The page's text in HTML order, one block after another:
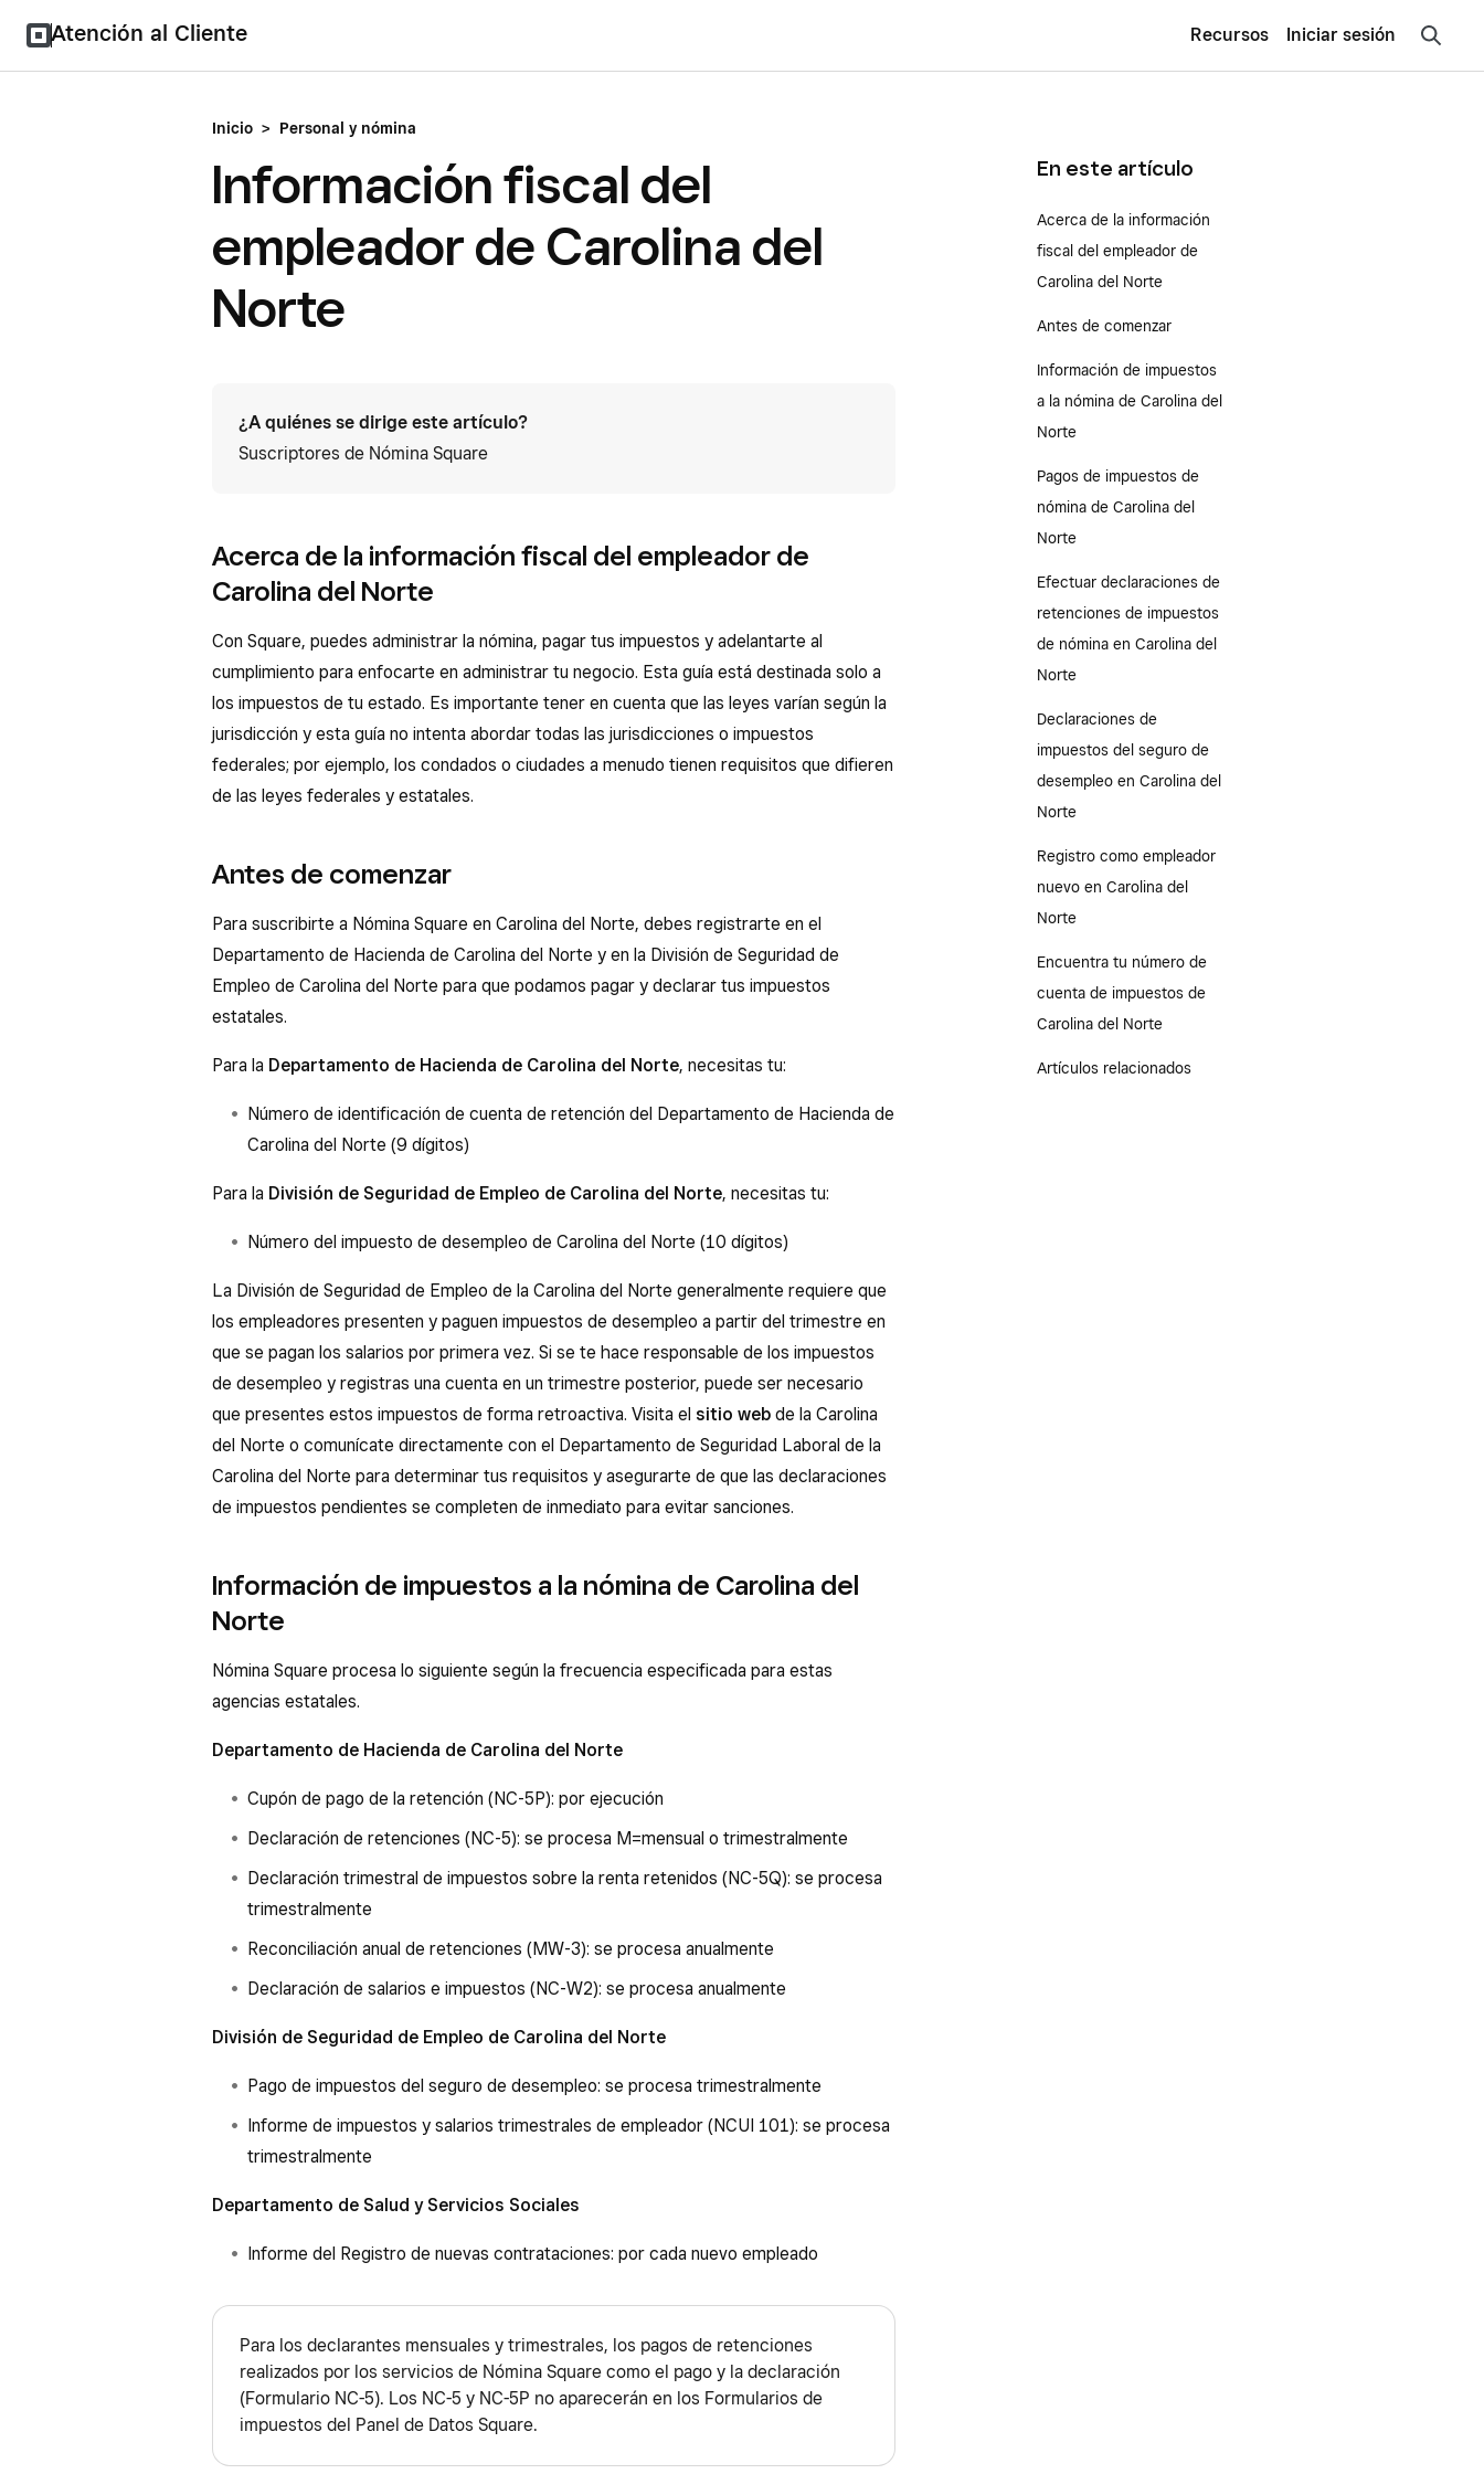
Atención al Cliente Recursos Iniciar sesión
Inicio > Personal y nómina
Información fiscal del
empleador de Carolina del
Norte
¿A quiénes se dirige este artículo?
Suscriptores de Nómina Square
Acerca de la información fiscal del empleador de
Carolina del Norte
Con Square, puedes administrar la nómina, pagar tus impuestos y adelantarte al
cumplimiento para enfocarte en administrar tu negocio. Esta guía está destinada solo a
los impuestos de tu estado. Es importante tener en cuenta que las leyes varían según la
jurisdicción y esta guía no intenta abordar todas las jurisdicciones o impuestos
federales; por ejemplo, los condados o ciudades a menudo tienen requisitos que difieren
de las leyes federales y estatales.
Antes de comenzar
Para suscribirte a Nómina Square en Carolina del Norte, debes registrarte en el
Departamento de Hacienda de Carolina del Norte y en la División de Seguridad de
Empleo de Carolina del Norte para que podamos pagar y declarar tus impuestos
estatales.
Para la Departamento de Hacienda de Carolina del Norte, necesitas tu:
Número de identificación de cuenta de retención del Departamento de Hacienda de
Carolina del Norte (9 dígitos)
Para la División de Seguridad de Empleo de Carolina del Norte, necesitas tu:
Número del impuesto de desempleo de Carolina del Norte (10 dígitos)
La División de Seguridad de Empleo de la Carolina del Norte generalmente requiere que
los empleadores presenten y paguen impuestos de desempleo a partir del trimestre en
que se pagan los salarios por primera vez. Si se te hace responsable de los impuestos
de desempleo y registras una cuenta en un trimestre posterior, puede ser necesario
que presentes estos impuestos de forma retroactiva. Visita el sitio web de la Carolina
del Norte o comunícate directamente con el Departamento de Seguridad Laboral de la
Carolina del Norte para determinar tus requisitos y asegurarte de que las declaraciones
de impuestos pendientes se completen de inmediato para evitar sanciones.
Información de impuestos a la nómina de Carolina del
Norte
Nómina Square procesa lo siguiente según la frecuencia especificada para estas
agencias estatales.
Departamento de Hacienda de Carolina del Norte
Cupón de pago de la retención (NC-5P): por ejecución
Declaración de retenciones (NC-5): se procesa M=mensual o trimestralmente
Declaración trimestral de impuestos sobre la renta retenidos (NC-5Q): se procesa
trimestralmente
Reconciliación anual de retenciones (MW-3): se procesa anualmente
Declaración de salarios e impuestos (NC-W2): se procesa anualmente
División de Seguridad de Empleo de Carolina del Norte
Pago de impuestos del seguro de desempleo: se procesa trimestralmente
Informe de impuestos y salarios trimestrales de empleador (NCUI 101): se procesa
trimestralmente
Departamento de Salud y Servicios Sociales
Informe del Registro de nuevas contrataciones: por cada nuevo empleado
Para los declarantes mensuales y trimestrales, los pagos de retenciones
realizados por los servicios de Nómina Square como el pago y la declaración
(Formulario NC-5). Los NC-5 y NC-5P no aparecerán en los Formularios de
impuestos del Panel de Datos Square.
En este artículo
Acerca de la información
fiscal del empleador de
Carolina del Norte
Antes de comenzar
Información de impuestos
a la nómina de Carolina del
Norte
Pagos de impuestos de
nómina de Carolina del
Norte
Efectuar declaraciones de
retenciones de impuestos
de nómina en Carolina del
Norte
Declaraciones de
impuestos del seguro de
desempleo en Carolina del
Norte
Registro como empleador
nuevo en Carolina del
Norte
Encuentra tu número de
cuenta de impuestos de
Carolina del Norte
Artículos relacionados